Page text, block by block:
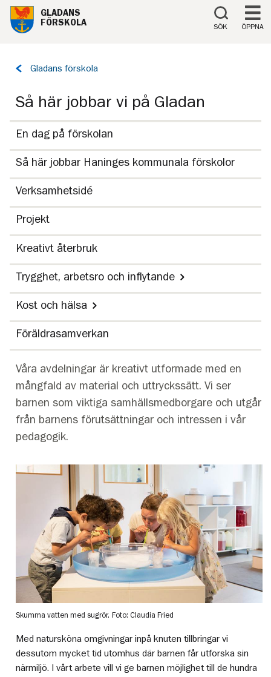
Till innehåll på sidan
GLADANS
FÖRSKOLA
SÖK ÖPPNA
Tillbaka
Gladans förskola
Så här jobbar vi på Gladan
En dag på förskolan
Så här jobbar Haninges kommunala förskolor
Verksamhetsidé
Projekt
Kreativt återbruk
Trygghet, arbetsro och inflytande
Kost och hälsa
Föräldrasamverkan
Våra avdelningar är kreativt utformade med en
mångfald av material och uttryckssätt. Vi ser
barnen som viktiga samhällsmedborgare och utgår
från barnens förutsättningar och intressen i vår
pedagogik.
Skumma vatten med sugrör. Foto: Claudia Fried
Med natursköna omgivningar inpå knuten tillbringar vi
dessutom mycket tid utomhus där barnen får utforska sin
närmiljö. I vårt arbete vill vi ge barnen möjlighet till de hundra